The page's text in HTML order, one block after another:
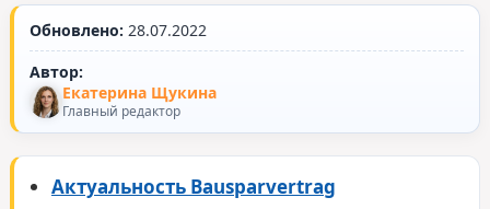
Обновлено: 28.07.2022
Автор:
Екатерина Щукина
Главный редактор
Актуальность Bausparvertrag